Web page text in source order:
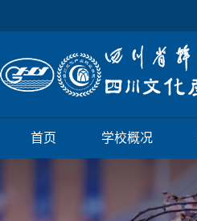
首页 学校概况